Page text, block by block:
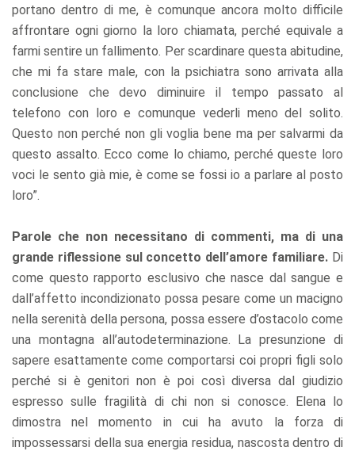
portano dentro di me, è comunque ancora molto difficile
affrontare ogni giorno la loro chiamata, perché equivale a
farmi sentire un fallimento. Per scardinare questa abitudine,
che mi fa stare male, con la psichiatra sono arrivata alla
conclusione che devo diminuire il tempo passato al
telefono con loro e comunque vederli meno del solito.
Questo non perché non gli voglia bene ma per salvarmi da
questo assalto. Ecco come lo chiamo, perché queste loro
voci le sento già mie, è come se fossi io a parlare al posto
loro”.
Parole che non necessitano di commenti, ma di una
grande riflessione sul concetto dell’amore familiare. Di
come questo rapporto esclusivo che nasce dal sangue e
dall’affetto incondizionato possa pesare come un macigno
nella serenità della persona, possa essere d’ostacolo come
una montagna all’autodeterminazione. La presunzione di
sapere esattamente come comportarsi coi propri figli solo
perché si è genitori non è poi così diversa dal giudizio
espresso sulle fragilità di chi non si conosce. Elena lo
dimostra nel momento in cui ha avuto la forza di
impossessarsi della sua energia residua, nascosta dentro di